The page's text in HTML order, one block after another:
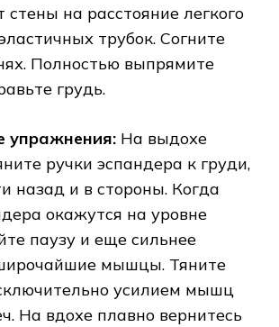
стены на расстояние легкого
трубок. Согните
Полностью выпрямите
грудь.
упражнения: На выдохе
ручки эспандера к груди,
назад и в стороны. Когда
окажутся на уровне
паузу и еще сильнее
мышцы. Тяните
усилием мышц
На вдохе плавно вернитесь